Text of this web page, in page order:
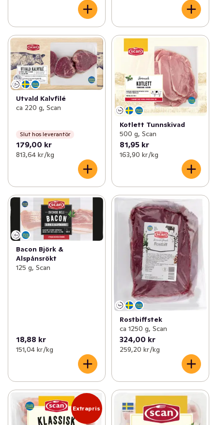
Utvald Kalvfilé
ca 220 g, Scan
Slut hos leverantör
179,00 kr
813,64 kr /kg
Kotlett Tunnskivad
500 g, Scan
81,95 kr
163,90 kr /kg
Bacon Björk &
Alspånsrökt
125 g, Scan
18,88 kr
151,04 kr /kg
Rostbiffstek
ca 1250 g, Scan
324,00 kr
259,20 kr /kg
Extrapris